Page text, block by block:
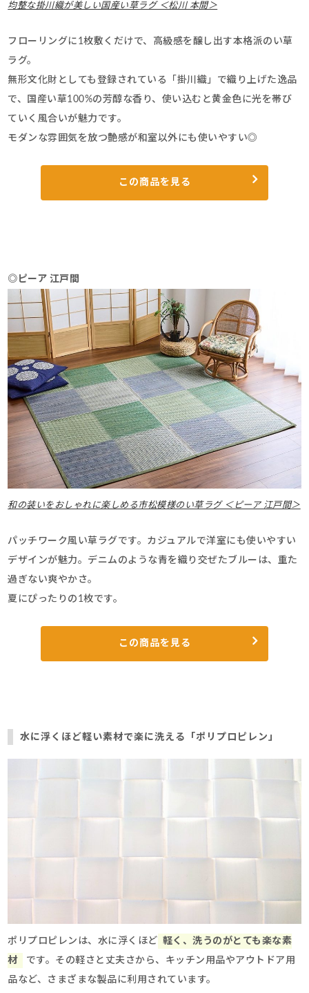
均整な掛川織が美しい国産い草ラグ ＜松川 本間＞
フローリングに1枚敷くだけで、高級感を醸し出す本格派のい草
ラグ。
無形文化財としても登録されている「掛川織」で織り上げた逸品
で、国産い草100%の芳醇な香り、使い込むと黄金色に光を帯び
ていく風合いが魅力です。
モダンな雰囲気を放つ艶感が和室以外にも使いやすい◎
この商品を見る
◎ピーア 江戸間
和の装いをおしゃれに楽しめる市松模様のい草ラグ ＜ピーア 江戸間＞
パッチワーク風い草ラグです。カジュアルで洋室にも使いやすい
デザインが魅力。デニムのような青を織り交ぜたブルーは、重た
過ぎない爽やかさ。
夏にぴったりの1枚です。
この商品を見る
水に浮くほど軽い素材で楽に洗える「ポリプロピレン」
ポリプロピレンは、水に浮くほど 軽く、洗うのがとても楽な素
材
です。その軽さと丈夫さから、キッチン用品やアウトドア用
品など、さまざまな製品に利用されています。